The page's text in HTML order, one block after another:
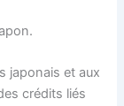
japonais et aux
crédits liés